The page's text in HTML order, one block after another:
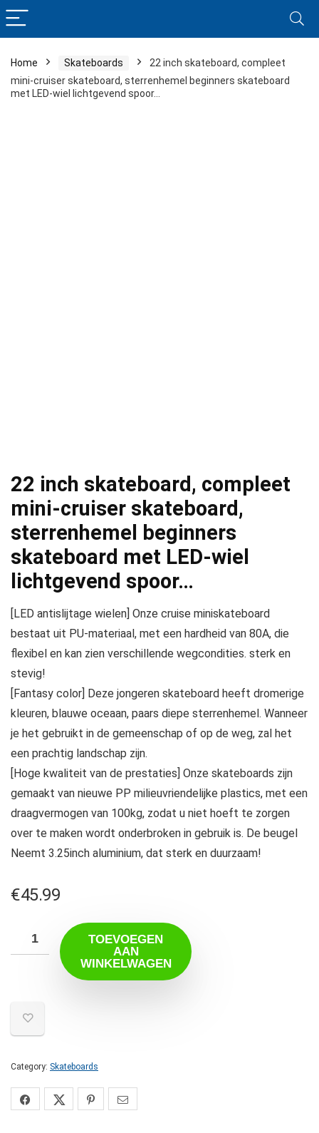
Home Skateboards
22 inch skateboard, compleet
mini-cruiser skateboard, sterrenhemel beginners skateboard
met LED-wiel lichtgevend spoor…
22 inch skateboard, compleet
mini-cruiser skateboard,
sterrenhemel beginners
skateboard met LED-wiel
lichtgevend spoor…
[LED antislijtage wielen] Onze cruise miniskateboard
bestaat uit PU-materiaal, met een hardheid van 80A, die
flexibel en kan zien verschillende wegcondities. sterk en
stevig!
[Fantasy color] Deze jongeren skateboard heeft dromerige
kleuren, blauwe oceaan, paars diepe sterrenhemel. Wanneer
je het gebruikt in de gemeenschap of op de weg, zal het
een prachtig landschap zijn.
[Hoge kwaliteit van de prestaties] Onze skateboards zijn
gemaakt van nieuwe PP milieuvriendelijke plastics, met een
draagvermogen van 100kg, zodat u niet hoeft te zorgen
over te maken wordt onderbroken in gebruik is. De beugel
Neemt 3.25inch aluminium, dat sterk en duurzaam!
€45.99
TOEVOEGEN
AAN
WINKELWAGEN
Category: Skateboards